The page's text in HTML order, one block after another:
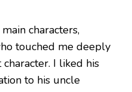
characters,
touched me deeply
I liked his
to his uncle